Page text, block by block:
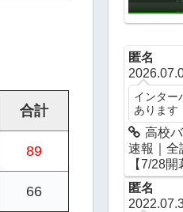
合計
89
66
匿名
インター
あります
高校
速報｜全
【7/28開
匿名